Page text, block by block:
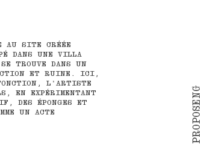
À PROPOS
ENG
AU SITE CRÉÉE
DANS UNE VILLA
TROUVE DANS UN
ET RUINE. ICI,
L'ARTISTE
EN EXPÉRIMENTANT
DES ÉPONGES ET
UN ACTE